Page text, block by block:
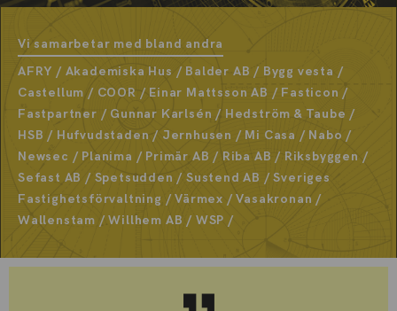
Vi samarbetar med bland andra
AFRY / Akademiska Hus / Balder AB / Bygg vesta /
Castellum / COOR / Einar Mattsson AB / Fasticon /
Fastpartner / Gunnar Karlsén / Hedström & Taube /
HSB / Hufvudstaden / Jernhusen / Mi Casa / Nabo /
Newsec / Planima / Primär AB / Riba AB / Riksbyggen /
Sefast AB / Spetsudden / Sustend AB / Sveriges
Fastighetsförvaltning / Värmex / Vasakronan /
Wallenstam / Willhem AB / WSP /